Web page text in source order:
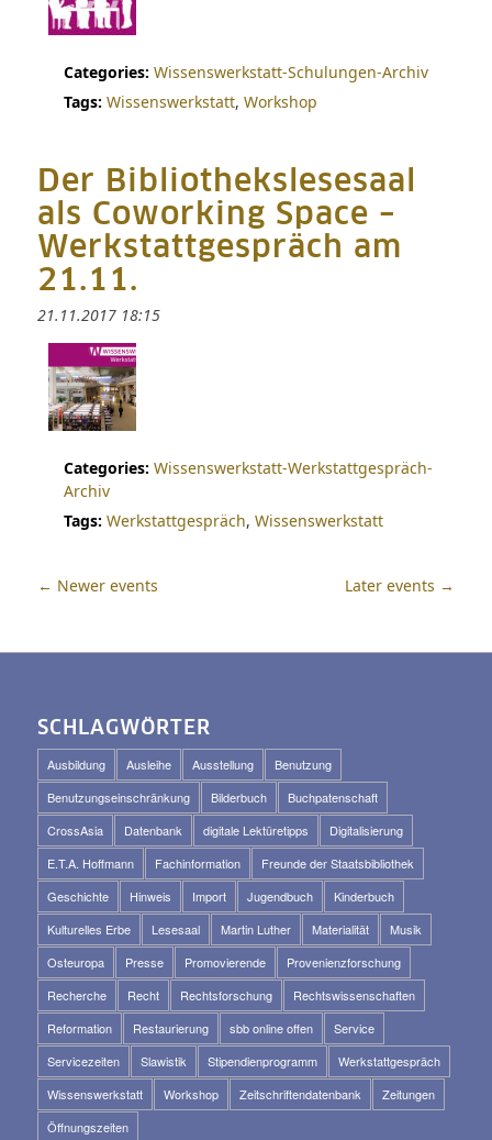
Categories: Wissenswerkstatt-Schulungen-Archiv
Tags: Wissenswerkstatt, Workshop
Der Bibliothekslesesaal
als Coworking Space –
Werkstattgespräch am
21.11.
21.11.2017 18:15
Categories: Wissenswerkstatt-Werkstattgespräch-
Archiv
Tags: Werkstattgespräch, Wissenswerkstatt
Later events →
← Newer events
SCHLAGWÖRTER
Ausbildung Ausleihe Ausstellung
Benutzung
Benutzungseinschränkung
Bilderbuch
Buchpatenschaft
CrossAsia
Datenbank digitale Lektüretipps
Digitalisierung
E.T.A. Hoffmann
Fachinformation
Freunde der Staatsbibliothek
Geschichte
Hinweis Import Jugendbuch
Kinderbuch
Kulturelles Erbe
Lesesaal Martin Luther Materialität
Musik
Osteuropa
Presse Promovierende
Provenienzforschung
Recherche
Recht Rechtsforschung
Rechtswissenschaften
Reformation
Restaurierung sbb online offen
Service
Servicezeiten
Slawistik Stipendienprogramm
Werkstattgespräch
Wissenswerkstatt
Workshop Zeitschriftendatenbank
Zeitungen
Öffnungszeiten